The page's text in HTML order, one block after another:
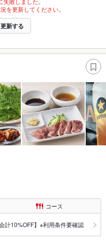
を更新してください。
新する
コース
計10%OFF】※利用条件要確認